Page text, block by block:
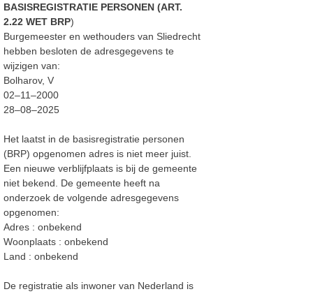
BASISREGISTRATIE PERSONEN (ART.
2.22 WET BRP)
Burgemeester en wethouders van Sliedrecht
hebben besloten de adresgegevens te
wijzigen van:
Bolharov, V
02–11–2000
28–08–2025
Het laatst in de basisregistratie personen
(BRP) opgenomen adres is niet meer juist.
Een nieuwe verblijfplaats is bij de gemeente
niet bekend. De gemeente heeft na
onderzoek de volgende adresgegevens
opgenomen:
Adres : onbekend
Woonplaats : onbekend
Land : onbekend
De registratie als inwoner van Nederland is